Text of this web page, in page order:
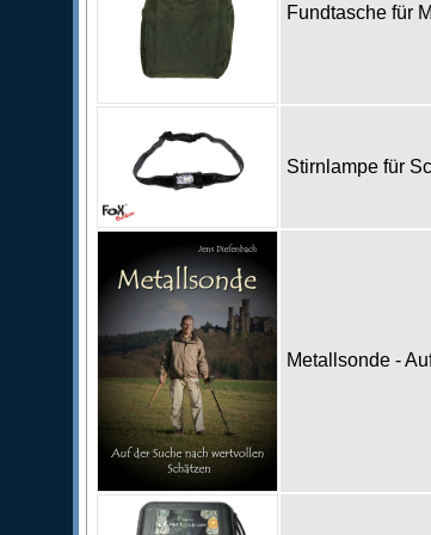
Fundtasche für
Stirnlampe für
Metallsonde -